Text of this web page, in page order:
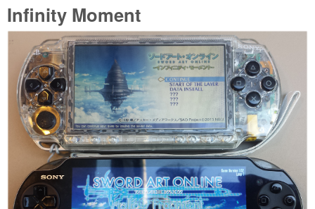
Infinity Moment